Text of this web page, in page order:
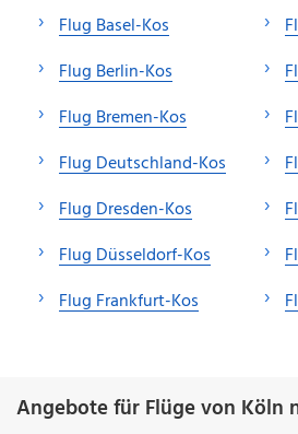
Flug Basel-Kos
Flug Berlin-Kos
Flug Bremen-Kos
Flug Deutschland-Kos
Flug Dresden-Kos
Flug Düsseldorf-Kos
Flug Frankfurt-Kos
Angebote für Flüge von Köln